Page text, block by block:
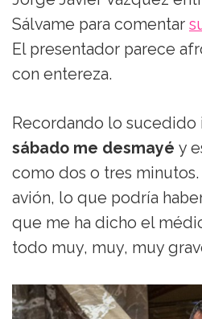
Sálvame para comentar
El presentador parece
con entereza.
Recordando lo sucedido
sábado me desmayé y
como dos o tres
avión, lo que podría
que me ha dicho el
todo muy, muy, muy